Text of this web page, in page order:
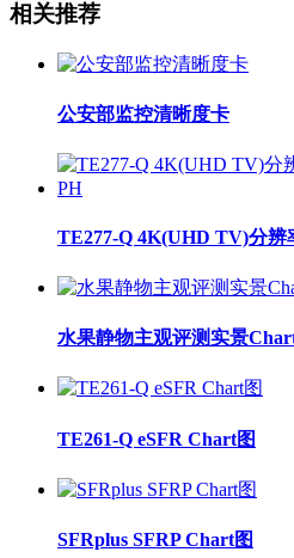
相关推荐
公安部监控清晰度卡
TE277-Q 4K(UHD TV)分辨
水果静物主观评测实景
TE261-Q eSFR Chart图
SFRplus SFRP Chart图